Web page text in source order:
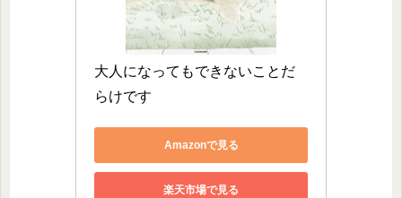
大人になってもできないことだ
らけです
Amazonで見る
楽天市場で見る